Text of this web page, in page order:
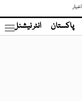
پاکستان انٹر نیشنل